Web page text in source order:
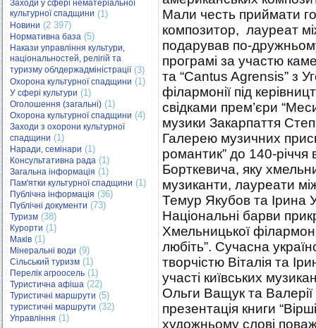
Заходи у сфері нематеріальної
культурної спадщини (1)
Новини (2 397)
Нормативна база (5)
Накази управління культури,
національностей, релігій та
туризму облдержадміністрації(3)
Охорона культурної спадщини (1)
У сфері культури (1)
Оголошення (загальні) (1)
Охорона культурної спадщини (4)
Заходи з охорони культурної
спадщини (1)
Наради, семінари (1)
Консультативна рада (1)
Загальна інформація (1)
Пам'ятки культурної спадщини (1)
Публічна інформація (36)
Публічні документи (73)
Туризм (38)
Курорти (1)
Маків (1)
Мінеральні води (9)
Сільський туризм (1)
Перелік агроосель (1)
Туристична афіша (22)
Туристичні маршрути (5)
туристичні маршрути (32)
Управління (1)
Мали честь приймати
композитор, лауреат
подарував по-
програмі за участю
та “Cantus Agrensis” з
філармонії під
свідками прем’єри
музики Закарпаття
Галерею музичних
романтик” до 140-річчя
Борткевича, яку
музиканти, лауреати
Темур Якубов та Ірина
Національні барви
Хмельницької
любіть”. Сучасна
творчістю Віталія та
участі київських
Ольги Ващук та Валерії
презентація книги
художньому слові